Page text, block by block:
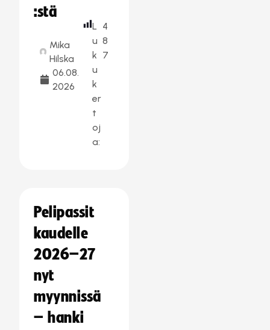
:stä
Mika
Hilska
06.08.
2026
L
u
k
u
k
er
t
oj
a:
4
8
7
Pelipassit
kaudelle
2026–27
nyt
myynnissä
– hanki